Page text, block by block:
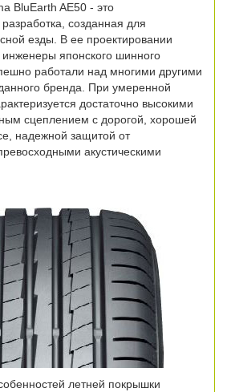
BluEarth AE50 - это
созданная для
езды. В ее проектировании
японского шинного
работали над многими другими
бренда. При умеренной
достаточно высокими
сцеплением с дорогой, хорошей
надежной защитой от
акустическими
летней покрышки